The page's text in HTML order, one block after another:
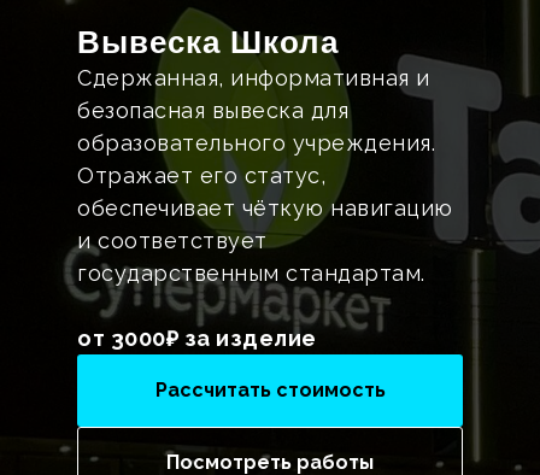
Вывеска Школа
Сдержанная, информативная и
безопасная вывеска для
образовательного учреждения.
Отражает его статус,
обеспечивает чёткую навигацию
и соответствует
государственным стандартам.
от 3000₽ за изделие
Рассчитать стоимость
Посмотреть работы